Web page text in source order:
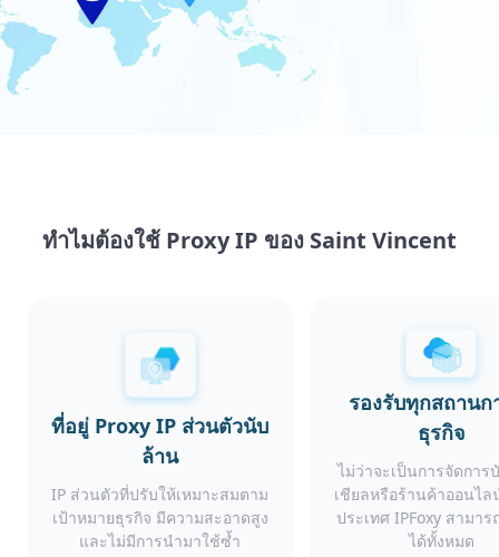
ทำไมต้องใช้ Proxy IP ของ Saint Vincent
ที่อยู่ Proxy IP ส่วนตัวนับ
ล้าน
IP ส่วนตัวที่ปรับให้เหมาะสมตาม
เป้าหมายธุรกิจ มีความสะอาดสูง
และไม่มีการนำมาใช้ซ้ำ
รองรับทุกสถาน
ธุรกิจ
ไม่ว่าจะเป็นการจัดกา
เชียลหรือร้านค้าออนไล
ประเทศ IPFoxy สามาร
ได้ทั้งหมด